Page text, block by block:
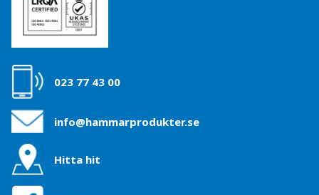
023 77 43 00
info@hammarprodukter.se
Hitta hit